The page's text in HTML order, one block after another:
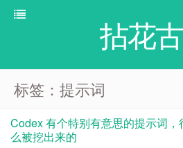
拈花
标签：提示词
Codex 有个特别有意思的提示词
么被挖出来的